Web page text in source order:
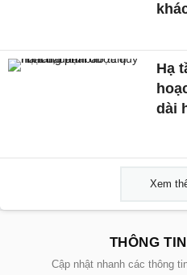
Hạ
dài
Xem
THÔNG
Cập nhật nhanh các thông